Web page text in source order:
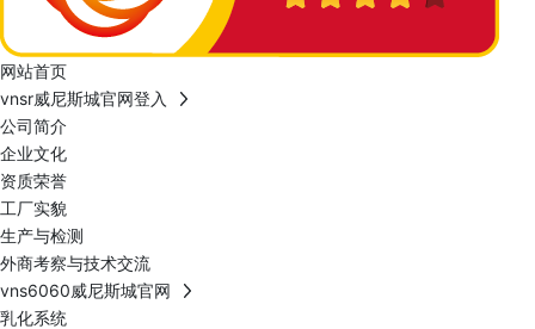
网站首页
vnsr威尼斯城官网登入
公司简介
企业文化
资质荣誉
工厂实貌
生产与检测
外商考察与技术交流
vns6060威尼斯城官网
乳化系统